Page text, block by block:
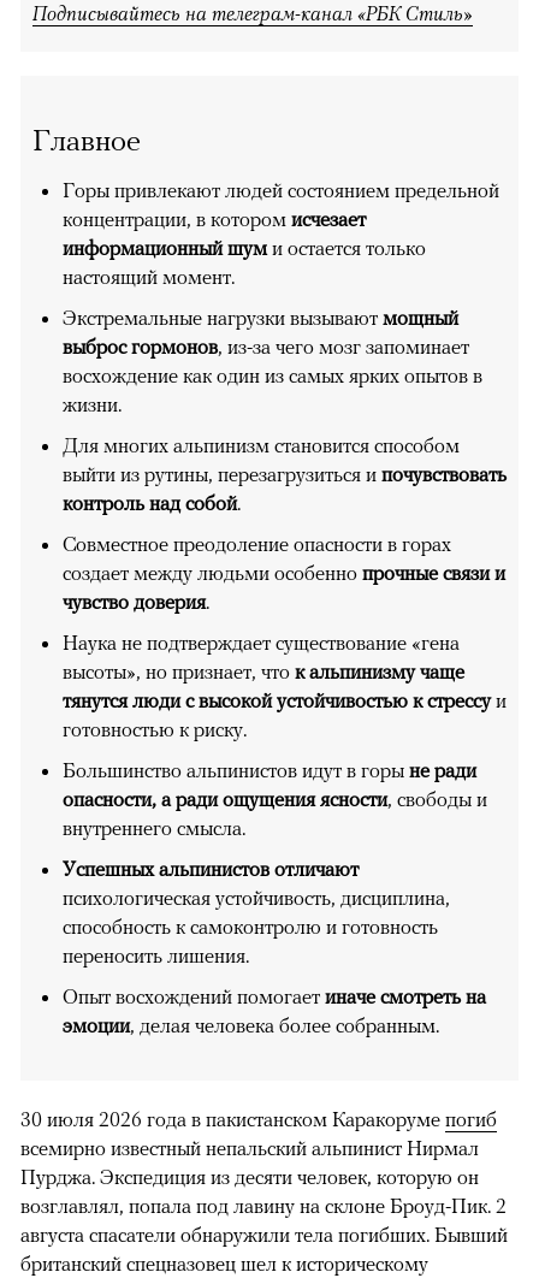
Подписывайтесь на телеграм-канал «РБК Стиль»
Главное
Горы привлекают людей состоянием предельной
концентрации, в котором исчезает
информационный шуми остается только
настоящий момент.
Экстремальные нагрузки вызывают мощный
выброс гормонов, из-за чего мозг запоминает
восхождение как один из самых ярких опытов в
жизни.
Для многих альпинизм становится способом
выйти из рутины, перезагрузиться и почувствовать
контроль над собой.
Совместное преодоление опасности в горах
создает между людьми особенно прочные связи и
чувство доверия.
Наука не подтверждает существование «гена
высоты», но признает, что к альпинизму чаще
тянутся люди с высокой устойчивостью к стрессуи
готовностью к риску.
Большинство альпинистов идут в горы не ради
опасности, а ради ощущения ясности, свободы и
внутреннего смысла.
Успешных альпинистов отличают
психологическая устойчивость, дисциплина,
способность к самоконтролю и готовность
переносить лишения.
Опыт восхождений помогает иначе смотреть на
эмоции, делая человека более собранным.
30 июля 2026 года в пакистанском Каракоруме погиб
всемирно известный непальский альпинист Нирмал
Пурджа. Экспедиция из десяти человек, которую он
возглавлял, попала под лавину на склоне Броуд-Пик. 2
августа спасатели обнаружили тела погибших. Бывший
британский спецназовец шел к историческому